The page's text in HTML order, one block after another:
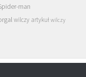
man
wilczy artykuł wilczy